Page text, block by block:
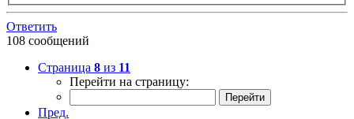
Ответить
108 сообщений
Страница 8 из 11
Перейти на страницу:
Пред.